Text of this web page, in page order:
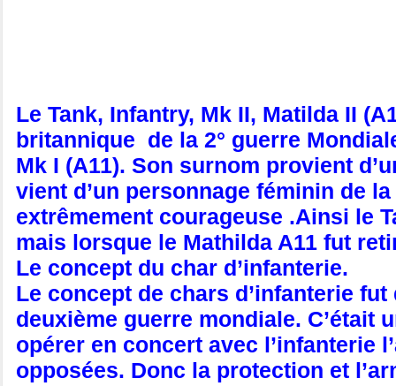
Le Tank, Infantry, Mk II, Matilda II
britannique de la 2° guerre
Mk I (A11). Son surnom provient
vient d’un personnage féminin de
extrêmement courageuse .Ainsi le
mais lorsque le Mathilda A11 fut
Le concept du char d’infanterie.
Le concept de chars d’infanterie
deuxième guerre mondiale. C’était
opérer en concert avec l’infanterie
opposées. Donc la protection et